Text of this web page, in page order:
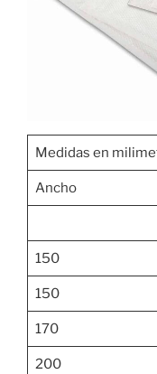
Medidas en
Ancho
150
150
170
200